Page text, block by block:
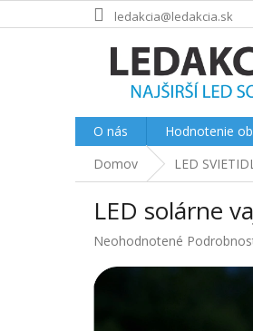
na
ledakcia@ledakcia.sk
O nás Hodnotenie
Domov
LED
LED solárne
Priemerné
produktu
Neohodnotené